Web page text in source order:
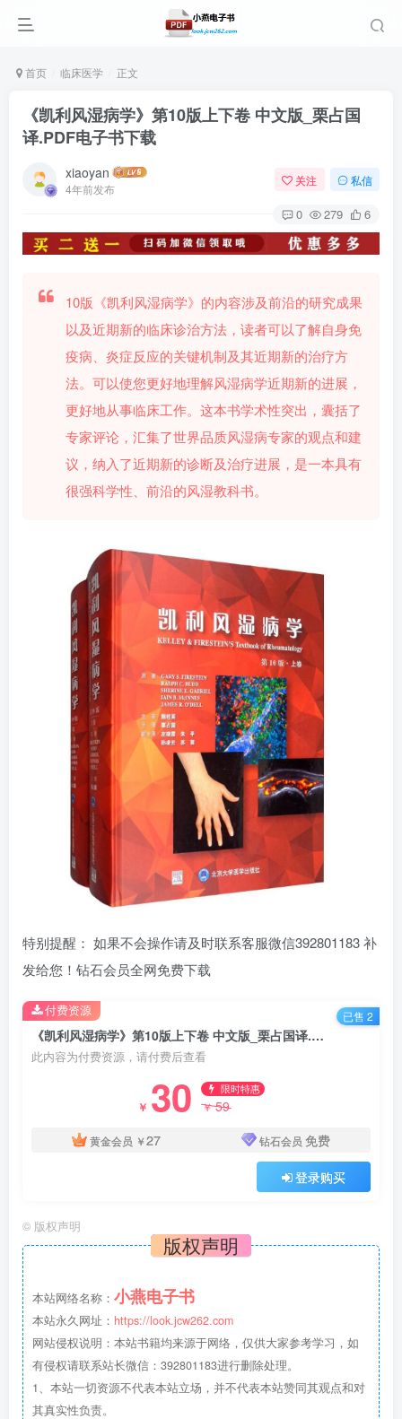
首页 临床医学 正文
《凯利风湿病学》第10版上下卷 中文版_栗占国
译.PDF电子书下载
xiaoyan
4年前发布
关注 私信
0 279 6
10版《凯利风湿病学》的内容涉及前沿的研究成果
以及近期新的临床诊治方法，读者可以了解自身免
疫病、炎症反应的关键机制及其近期新的治疗方
法。可以使您更好地理解风湿病学近期新的进展，
更好地从事临床工作。这本书学术性突出，囊括了
专家评论，汇集了世界品质风湿病专家的观点和建
议，纳入了近期新的诊断及治疗进展，是一本具有
很强科学性、前沿的风湿教科书。
特别提醒： 如果不会操作请及时联系客服微信392801183 补
发给您！钻石会员全网免费下载
《凯利风湿病学》第10版上下卷 中文版_栗占国译.PDF电子书下载
此内容为付费资源，请付费后查看
￥ 30 限时特惠
￥59
黄金会员 ￥27 钻石会员 免费
登录购买
付费资源 已售 2
© 版权声明
版权声明
本站网络名称： 小燕电子书
本站永久网址： https://look.jcw262.com
网站侵权说明：本站书籍均来源于网络，仅供大家参考学习，如
有侵权请联系站长微信：392801183进行删除处理。
1、本站一切资源不代表本站立场，并不代表本站赞同其观点和对
其真实性负责。